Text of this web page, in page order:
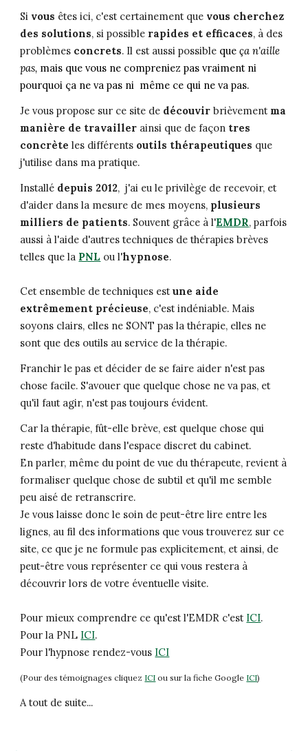
Si vous êtes ici, c'est certainement que vous cherchez
des solutions, si possible rapides et efficaces, à des
problèmes concrets. Il est aussi possible queça n'aille
pas, mais que vous ne compreniez pas vraiment ni
pourquoi ça ne va pas ni même ce qui ne va pas.
Je vous propose sur ce site de découvir brièvement ma
manière de travailler ainsi que de façon tres
concrète les différents outils thérapeutiques que
j'utilise dans ma pratique.
Installé depuis 2012, j'ai eu le privilège de recevoir, et
d'aider dans la mesure de mes moyens, plusieurs
milliers de patients. Souventgrâce à l'EMDR, parfois
aussi à l'aide d'autres techniques de thérapies brèves
telles que la PNL ou l'hypnose.
Cet ensemble de techniques estune aide
extrêmement précieuse, c'est indéniable. Mais
soyons clairs, elles ne SONT pas la thérapie, elles ne
sont que des outils au service de la thérapie.
Franchir le pas et décider de se faire aider n'est pas
chose facile. S'avouer que quelque chose ne va pas, et
qu'il faut agir, n'est pas toujours évident.
Car la thérapie, fût-elle brève, est quelque chose qui
reste d'habitude dans l'espace discret du cabinet.
En parler, même du point de vue du thérapeute, revient à
formaliser quelque chose de subtil et qu'il me semble
peu aisé de retranscrire.
Je vous laisse donc le soin depeut-êtrelire entre les
lignes, au fil des informations que vous trouverez sur ce
site, ce que je ne formule pas explicitement, et ainsi, de
peut-être vous représenter ce qui vous restera à
découvrir lors de votre éventuelle visite.
Pour mieux comprendre ce qu'estl'EMDR c'est ICI.
Pour la PNL ICI.
Pour l'hypnose rendez-vous ICI
(Pour des témoignages cliquez ICI ou sur la fiche Google ICI)
A tout de suite...